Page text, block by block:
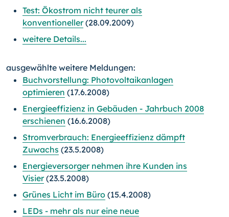
Test: Ökostrom nicht teurer als
konventioneller(28.09.2009)
weitere Details...
ausgewählte weitere Meldungen:
Buchvorstellung: Photovoltaikanlagen
optimieren (17.6.2008)
Energieeffizienz in Gebäuden - Jahrbuch 2008
erschienen (16.6.2008)
Stromverbrauch: Energieeffizienz dämpft
Zuwachs (23.5.2008)
Energieversorger nehmen ihre Kunden ins
Visier(23.5.2008)
Grünes Licht im Büro (15.4.2008)
LEDs - mehr als nur eine neue